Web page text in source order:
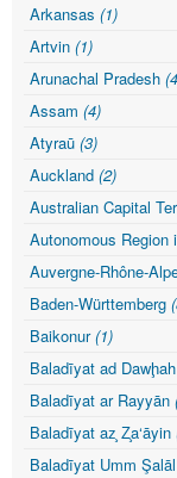
Arkansas (1)
Artvin (1)
Arunachal Pradesh
Assam (4)
Atyraū (3)
Auckland (2)
Australian Capital
Autonomous Region
Auvergne-Rhône-
Baden-Württemberg
Baikonur(1)
Baladīyat ad Dawḩah
Baladīyat ar Rayyān
Baladīyat az̧ Z̧a‘āyin
Baladīyat Umm Şalāl